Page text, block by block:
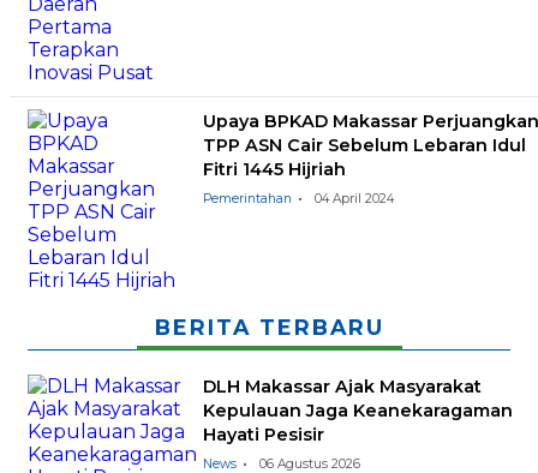
Upaya BPKAD Makassar Perjuangkan
TPP ASN Cair Sebelum Lebaran Idul
Fitri 1445 Hijriah
Pemerintahan 04 April 2024
BERITA TERBARU
DLH Makassar Ajak Masyarakat
Kepulauan Jaga Keanekaragaman
Hayati Pesisir
News 06 Agustus 2026